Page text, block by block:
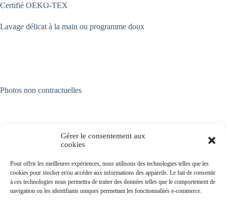
Gérer le consentement aux
cookies
Pour offrir les meilleures expériences, nous utilisons des technologies telles que les
cookies pour stocker et/ou accéder aux informations des appareils. Le fait de consentir
à ces technologies nous permettra de traiter des données telles que le comportement de
navigation ou les identifiants uniques permettant les fonctionnalités e-commerce.
Certifié OEKO-TEX
Lavage délicat à la main ou programme doux
Photos non contractuelles
Mentions légales
Politique de Confidentialité
Livraison et remboursement
Conditions générales de vente